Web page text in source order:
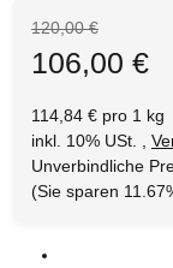
120,00 €
106,00 €
114,84 € pro 1 kg
inkl. 10% USt. ,
Unverbindliche
(Sie sparen